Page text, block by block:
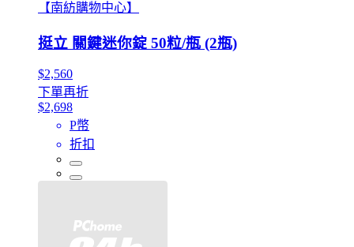
【南紡購物中心】
挺立 關鍵迷你錠 50粒/瓶 (2瓶)
$2,560
下單再折
$2,698
P幣
折扣